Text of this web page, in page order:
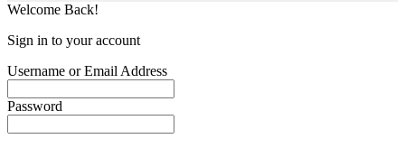
Welcome Back!
Sign in to your account
Username or Email Address
Password